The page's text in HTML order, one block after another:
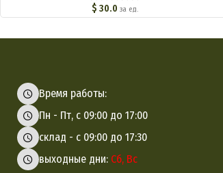
$ 30.0 за ед.
Время работы:
Пн - Пт, с 09:00 до 17:00
склад - с 09:00 до 17:30
выходные дни: Сб, Вс